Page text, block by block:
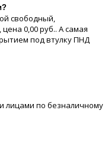
свободный,
0,00 руб.. А самая
под втулку ПНД
лицами по безналичному